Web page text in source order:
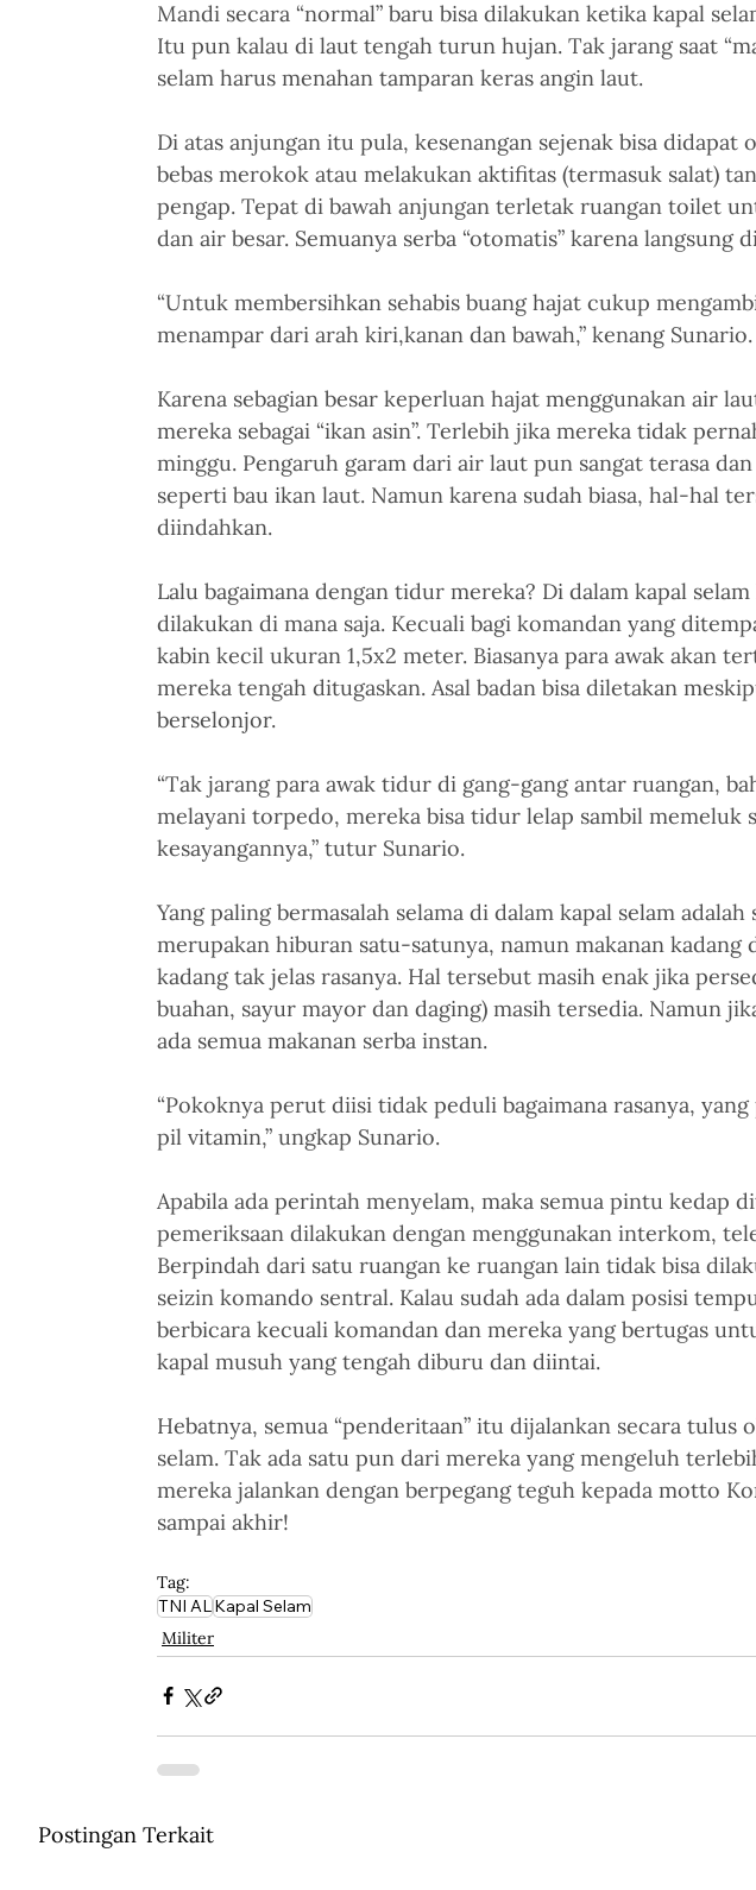
Mandi secara “normal” baru bisa dilakukan ketika kapal
Itu pun kalau di laut tengah turun hujan. Tak jarang saat
selam harus menahan tamparan keras angin laut.
Di atas anjungan itu pula, kesenangan sejenak bisa didapat
bebas merokok atau melakukan aktifitas (termasuk salat)
pengap. Tepat di bawah anjungan terletak ruangan toilet
dan air besar. Semuanya serba “otomatis” karena langsung
“Untuk membersihkan sehabis buang hajat cukup
menampar dari arah kiri,kanan dan bawah,” kenang Sunario.
Karena sebagian besar keperluan hajat menggunakan air
mereka sebagai “ikan asin”. Terlebih jika mereka tidak
minggu. Pengaruh garam dari air laut pun sangat terasa
seperti bau ikan laut. Namun karena sudah biasa, hal-hal
diindahkan.
Lalu bagaimana dengan tidur mereka? Di dalam kapal
dilakukan di mana saja. Kecuali bagi komandan yang
kabin kecil ukuran 1,5x2 meter. Biasanya para awak akan
mereka tengah ditugaskan. Asal badan bisa diletakan
berselonjor.
“Tak jarang para awak tidur di gang-gang antar ruangan,
melayani torpedo, mereka bisa tidur lelap sambil memeluk
kesayangannya,” tutur Sunario.
Yang paling bermasalah selama di dalam kapal selam
merupakan hiburan satu-satunya, namun makanan kadang
kadang tak jelas rasanya. Hal tersebut masih enak jika
buahan, sayur mayor dan daging) masih tersedia. Namun
ada semua makanan serba instan.
“Pokoknya perut diisi tidak peduli bagaimana rasanya,
pil vitamin,” ungkap Sunario.
Apabila ada perintah menyelam, maka semua pintu kedap
pemeriksaan dilakukan dengan menggunakan interkom,
Berpindah dari satu ruangan ke ruangan lain tidak bisa
seizin komando sentral. Kalau sudah ada dalam posisi
berbicara kecuali komandan dan mereka yang bertugas
kapal musuh yang tengah diburu dan diintai.
Hebatnya, semua “penderitaan” itu dijalankan secara tulus
selam. Tak ada satu pun dari mereka yang mengeluh
mereka jalankan dengan berpegang teguh kepada motto
sampai akhir!
Tag:
TNI ALKapal Selam
Militer
Postingan Terkait